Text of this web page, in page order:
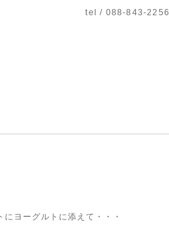
tel / 088-843-2256
ヨーグルトに添えて・・・